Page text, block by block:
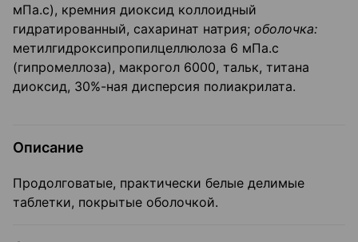
мПа.с), кремния диоксид коллоидный
гидратированный, сахаринат натрия; оболочка:
метилгидроксипропилцеллюлоза 6 мПа.с
(гипромеллоза), макрогол 6000, тальк, титана
диоксид, 30%-ная дисперсия полиакрилата.
Описание
Продолговатые, практически белые делимые
таблетки, покрытые оболочкой.